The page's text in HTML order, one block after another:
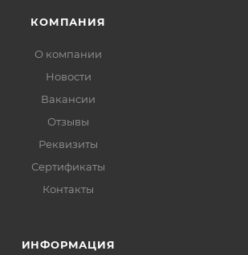
КОМПАНИЯ
О компании
Новости
Вакансии
Отзывы
Реквизиты
Сертификаты
Контакты
ИНФОРМАЦИЯ